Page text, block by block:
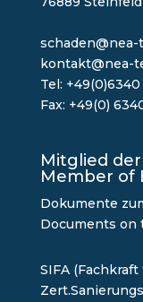
schaden@nea-
kontakt@nea-
Tel: +49(0)6340
Fax: +49(0)
Mitglied der
Member of
Dokumente
Documents on
SIFA